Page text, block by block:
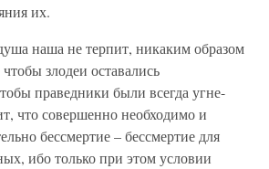
их.
наша не терпит, никаким образом
злодеи оставались
праведники были всегда угне-
что совершенно необходимо и
бессмертие – бессмертие для
ибо только при этом условии